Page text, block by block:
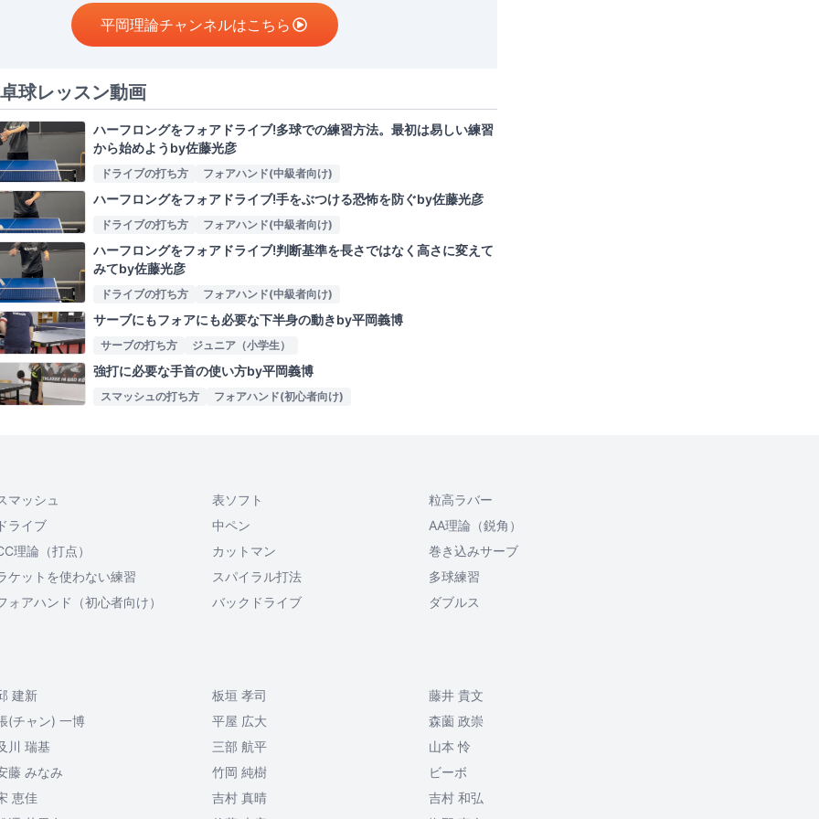
平岡理論チャンネルはこちら
球レッスン動画
ハーフロングをフォアドライブ!多球での練習方法。最初は易しい練習
から始めようby佐藤光彦
ドライブの打ち方 フォアハンド(中級者向け)
ハーフロングをフォアドライブ!手をぶつける恐怖を防ぐby佐藤光彦
ドライブの打ち方 フォアハンド(中級者向け)
ハーフロングをフォアドライブ!判断基準を長さではなく高さに変えて
みてby佐藤光彦
ドライブの打ち方 フォアハンド(中級者向け)
サーブにもフォアにも必要な下半身の動きby平岡義博
サーブの打ち方 ジュニア（小学生）
強打に必要な手首の使い方by平岡義博
スマッシュの打ち方 フォアハンド(初心者向け)
マッシュ 表ソフト
粒高ラバー
ライブ
中ペン
AA理論（鋭角）
理論（打点）
カットマン
巻き込みサーブ
ケットを使わない練習
スパイラル打法
多球練習
ォアハンド（初心者向け）
バックドライブ ダブルス
建新 板垣 孝司
藤井 貴文
(チャン) 一博
平屋 広大
森薗 政崇
川 瑞基
三部 航平
山本 怜
藤 みなみ
竹岡 純樹
ビーボ
恵佳
吉村 真晴
吉村 和弘